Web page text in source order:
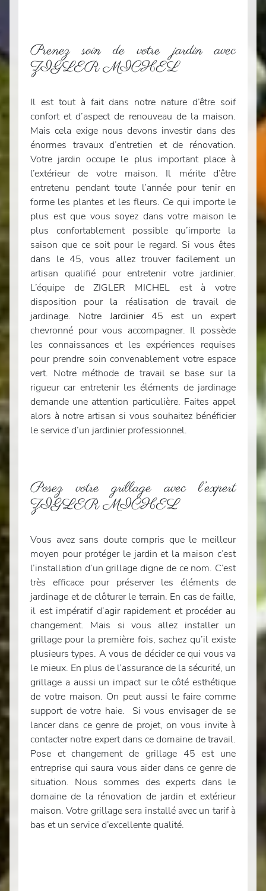
Prenez soin de votre jardin avec
ZIGLER MICHEL
Il est tout à fait dans notre nature d’être soif
confort et d’aspect de renouveau de la maison.
Mais cela exige nous devons investir dans des
énormes travaux d’entretien et de rénovation.
Votre jardin occupe le plus important place à
l’extérieur de votre maison. Il mérite d’être
entretenu pendant toute l’année pour tenir en
forme les plantes et les fleurs. Ce qui importe le
plus est que vous soyez dans votre maison le
plus confortablement possible qu’importe la
saison que ce soit pour le regard. Si vous êtes
dans le 45, vous allez trouver facilement un
artisan qualifié pour entretenir votre jardinier.
L’équipe de ZIGLER MICHEL est à votre
disposition pour la réalisation de travail de
jardinage. NotreJardinier 45 est un expert
chevronné pour vous accompagner. Il possède
les connaissances et les expériences requises
pour prendre soin convenablement votre espace
vert. Notre méthode de travail se base sur la
rigueur car entretenir les éléments de jardinage
demande une attention particulière. Faites appel
alors à notre artisan si vous souhaitez bénéficier
le service d’un jardinier professionnel.
Posez votre grillage avec l’expert
ZIGLER MICHEL
Vous avez sans doute compris que le meilleur
moyen pour protéger le jardin et la maison c’est
l’installation d’un grillage digne de ce nom. C’est
très efficace pour préserver les éléments de
jardinage et de clôturer le terrain. En cas de faille,
il est impératif d’agir rapidement et procéder au
changement. Mais si vous allez installer un
grillage pour la première fois, sachez qu’il existe
plusieurs types. A vous de décider ce qui vous va
le mieux. En plus de l’assurance de la sécurité, un
grillage a aussi un impact sur le côté esthétique
de votre maison. On peut aussi le faire comme
support de votre haie. Si vous envisager de se
lancer dans ce genre de projet, on vous invite à
contacter notre expert dans ce domaine de travail.
Pose et changement de grillage 45 est une
entreprise qui saura vous aider dans ce genre de
situation. Nous sommes des experts dans le
domaine de la rénovation de jardin et extérieur
maison. Votre grillage sera installé avec un tarif à
bas et un service d’excellente qualité.